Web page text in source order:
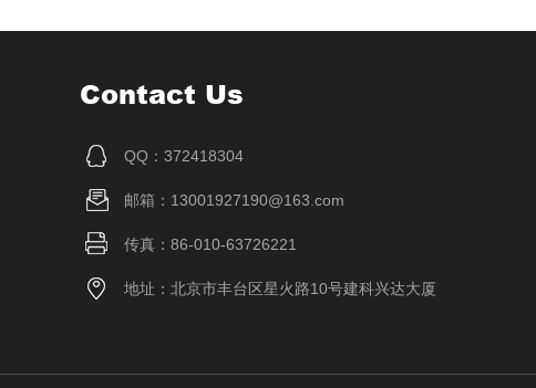
Contact Us
QQ：372418304
邮箱：13001927190@163.com
传真：86-010-63726221
地址：北京市丰台区星火路10号建科兴达大厦